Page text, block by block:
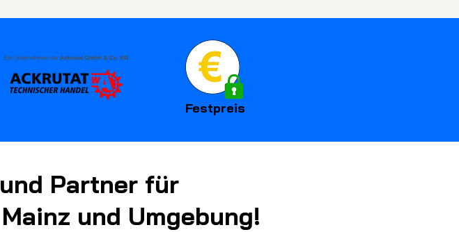
Festpreis
Partner für
und Umgebung!